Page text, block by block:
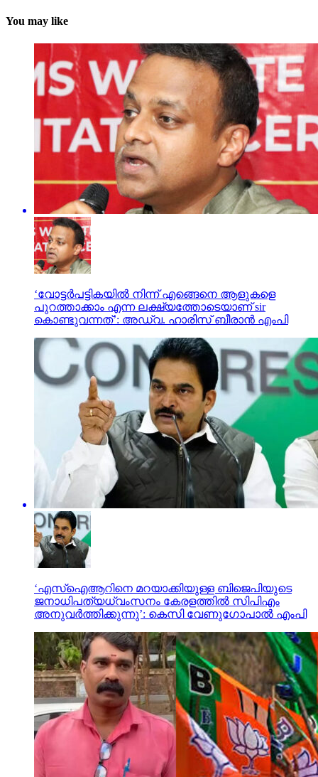
You may like
‘വോട്ടര്‍പട്ടികയില്‍ നിന്ന് എങ്ങെനെ ആളുകളെ
പുറത്താക്കാം എന്ന ലക്ഷ്യത്തോടെയാണ് sir
കൊണ്ടുവന്നത്’: അഡ്വ. ഹാരിസ് ബീരാൻ എംപി
‘എസ്‌ഐആറിനെ മറയാക്കിയുള്ള ബിജെപിയുടെ
ജനാധിപത്യധ്വംസനം കേരളത്തില്‍ സിപിഎം
അനുവര്‍ത്തിക്കുന്നു’: കെസി വേണുഗോപാല്‍ എംപി